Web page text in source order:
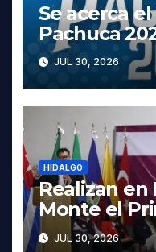
Se acerca
Pachuca
cartelera
y los precios
JUL 30, 2026
HIDALGO
Realizan en
Monte el
contra la
JUL 30, 2026